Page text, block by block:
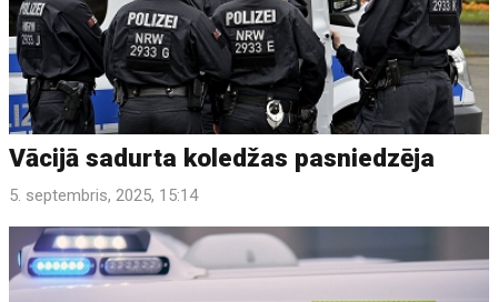
Vācijā sadurta koledžas pasniedzēja
5. septembris, 2025, 15:14